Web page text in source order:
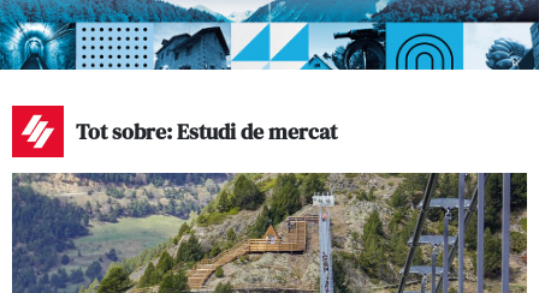
Tot sobre: Estudi de mercat